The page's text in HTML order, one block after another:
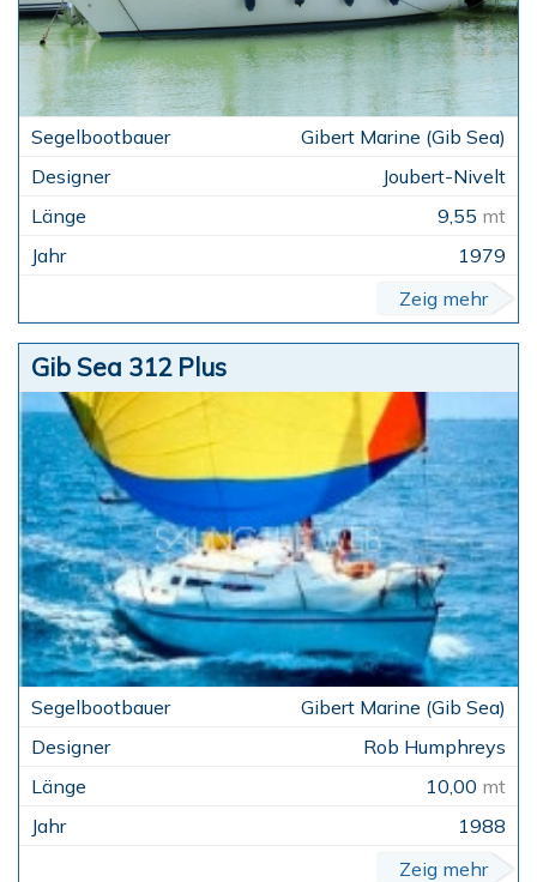
Gibert Marine (Gib Sea)
Joubert-Nivelt
9,55 mt
1979
Zeig mehr
Gib Sea 312 Plus
Gibert Marine (Gib Sea)
Rob Humphreys
10,00 mt
1988
Zeig mehr